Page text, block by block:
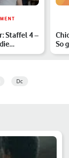
Staffel 4 –
f…
So
Dc